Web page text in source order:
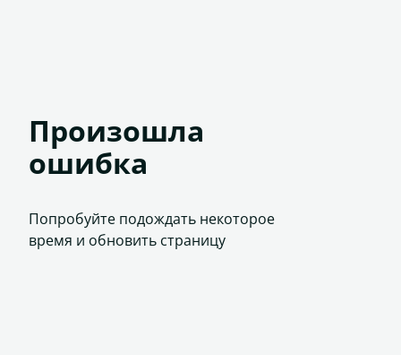
Произошла
ошибка
Попробуйте подождать некоторое
время и обновить страницу